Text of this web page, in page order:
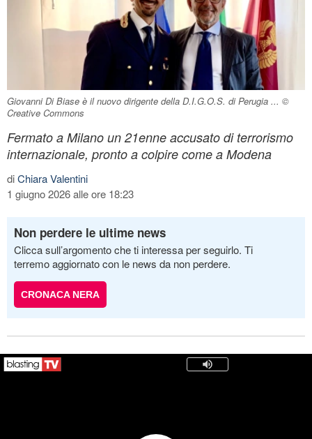
Giovanni Di Biase è il nuovo dirigente della D.I.G.O.S. di Perugia ... ©
Creative Commons
Fermato a Milano un 21enne accusato di terrorismo
internazionale, pronto a colpire come a Modena
diChiara Valentini
1 giugno 2026 alle ore 18:23
Non perdere le ultime news
Clicca sull’argomento che ti interessa per seguirlo. Ti
terremo aggiornato con le news da non perdere.
CRONACA NERA